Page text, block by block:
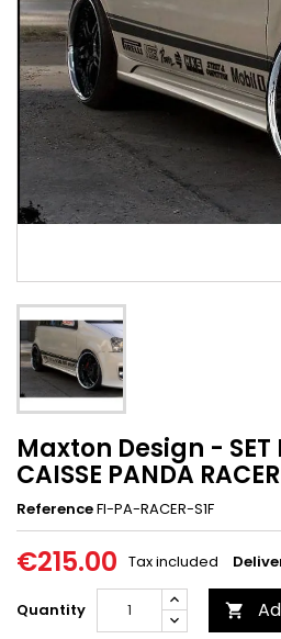
Maxton Design - SET
CAISSE PANDA RACER
ReferenceFI-PA-RACER-S1F
€215.00 Tax included
Quantity 